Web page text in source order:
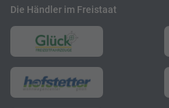
Die Händler im Freistaat